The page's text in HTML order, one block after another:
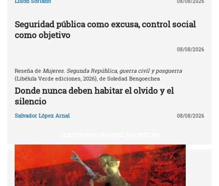
Seguridad pública como excusa, control social
como objetivo
08/08/2026
Reseña de Mujeres. Segunda República, guerra civil y posguerra
(Libélula Verde ediciones, 2026), de Soledad Bengoechea
Donde nunca deben habitar el olvido y el
silencio
Salvador López Arnal 08/08/2026